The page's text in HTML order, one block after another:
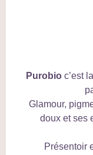
Purobio c’est
Glamour,
doux et ses
Présentoir